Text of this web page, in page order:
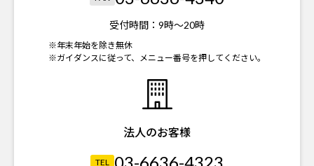
受付時間： 9時～20時
※年末年始を除き無休
※ガイダンスに従って、メニュー番号を押してください。
法人のお客様
TEL